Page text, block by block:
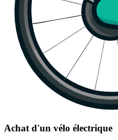
Achat d'un vélo électrique